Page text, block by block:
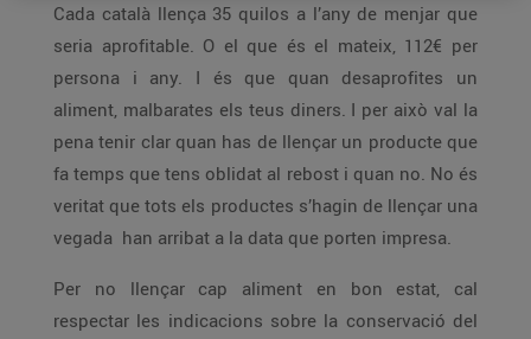
Cada català llença 35 quilos a l’any de menjar que
seria aprofitable. O el que és el mateix, 112€ per
persona i any. I és que quan desaprofites un
aliment, malbarates els teus diners. I per això val la
pena tenir clar quan has de llençar un producte que
fa temps que tens oblidat al rebost i quan no. No és
veritat que tots els productes s’hagin de llençar una
vegada han arribat a la data que porten impresa.
Per no llençar cap aliment en bon estat, cal
respectar les indicacions sobre la conservació del